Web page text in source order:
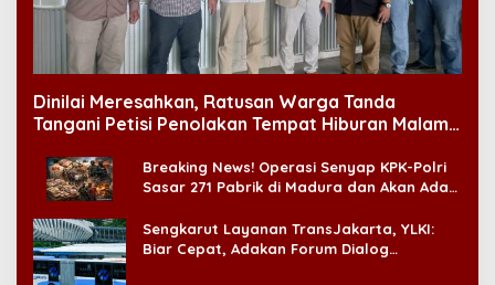
Dinilai Meresahkan, Ratusan Warga Tanda
Tangani Petisi Penolakan Tempat Hiburan Malam
Breaking News! Operasi Senyap KPK-Polri
Sasar 271 Pabrik di Madura dan Akan Ada
Sengkarut Layanan TransJakarta, YLKI:
Biar Cepat, Adakan Forum Dialog